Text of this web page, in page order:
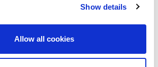
Show details
Allow all cookies